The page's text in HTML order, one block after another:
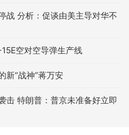
战 分析：促谈由美主导对华不
空对空导弹生产线
新“战神”蒋万安
击 特朗普：普京未准备好立即